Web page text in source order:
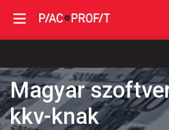
Magyar
kkv-knak